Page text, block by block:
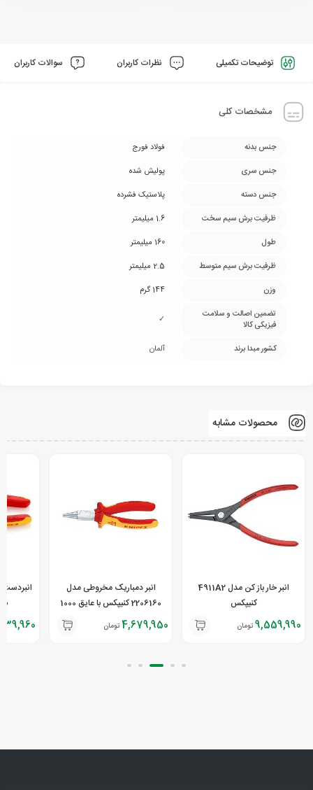
توضیحات تکمیلی نظرات کاربران سوالات کاربران
مشخصات کلی
جنس بدنه
فولاد فورج
جنس سری
پولیش شده
جنس دسته
پلاستیک فشرده
ظرفیت برش سیم سخت
1.6 میلیمتر
طول
160 میلیمتر
ظرفیت برش سیم متوسط
2.5 میلیمتر
وزن
144 گرم
تضمین اصالت و سلامت
فیزیکی کالا
✓
کشور مبدا برند آلمان
محصولات مشابه
انبر خار باز کن مدل 4911A2
کنیپکس
9,559,990 تومان
انبر دمباریک مخروطی مدل
2206160 کنیپکس با عایق 1000
4,679,950 تومان
با